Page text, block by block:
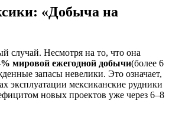
«Добыча на
случай. Несмотря на то, что она
мировой ежегодной добычи(более 6
запасы невелики. Это означает,
эксплуатации мексиканские рудники
новых проектов уже через 6–8